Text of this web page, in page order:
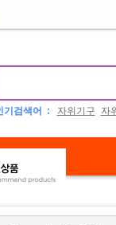
기검색어 : 자위기구 자